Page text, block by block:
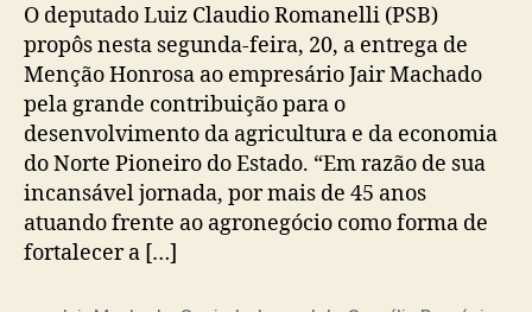
O deputado Luiz Claudio Romanelli (PSB)
propôs nesta segunda-feira, 20, a entrega de
Menção Honrosa ao empresário Jair Machado
pela grande contribuição para o
desenvolvimento da agricultura e da economia
do Norte Pioneiro do Estado. “Em razão de sua
incansável jornada, por mais de 45 anos
atuando frente ao agronegócio como forma de
fortalecer a […]